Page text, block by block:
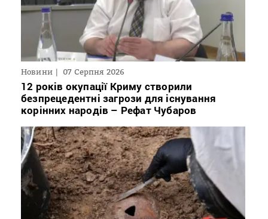
Новини 07 Серпня 2026
12 років окупації Криму створили
безпрецедентні загрози для існування
корінних народів – Рефат Чубаров